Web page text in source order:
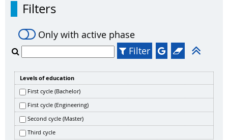
Filters
Only with active phase
Filter
Levels of education
First cycle (Bachelor)
First cycle (Engineering)
Second cycle (Master)
Third cycle